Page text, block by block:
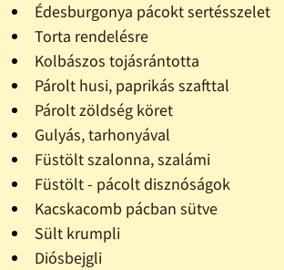
Édesburgonya pácokt sertésszelet
Torta rendelésre
Kolbászos tojásrántotta
Párolt husi, paprikás szafttal
Párolt zöldség köret
Gulyás, tarhonyával
Füstölt szalonna, szalámi
Füstölt - pácolt disznóságok
Kacskacomb pácban sütve
Sült krumpli
Diósbejgli